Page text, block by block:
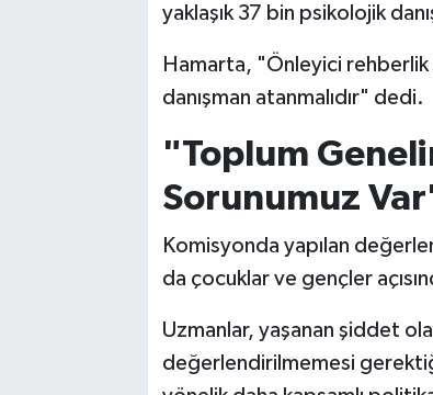
yaklaşık 37 bin psikolojik
Hamarta, "Önleyici rehberlik
danışman atanmalıdır" dedi.
"Toplum
Sorunumuz
Komisyonda yapılan
da çocuklar ve gençler
Uzmanlar, yaşanan şiddet
değerlendirilmemesi